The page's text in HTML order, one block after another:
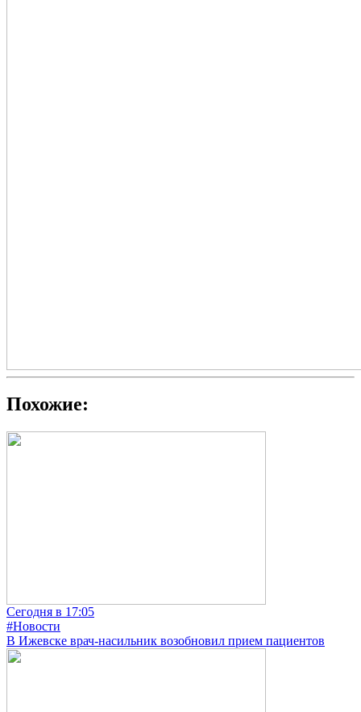
Похожие:
Сегодня в 17:05
#Новости
В Ижевске врач-насильник возобновил прием пациентов